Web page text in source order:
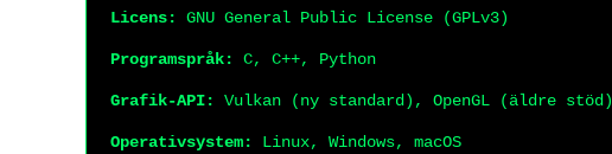
Licens: GNU General Public License (GPLv3)
Programspråk: C, C++, Python
Grafik-API: Vulkan (ny standard), OpenGL (äldre stöd)
Operativsystem: Linux, Windows, macOS